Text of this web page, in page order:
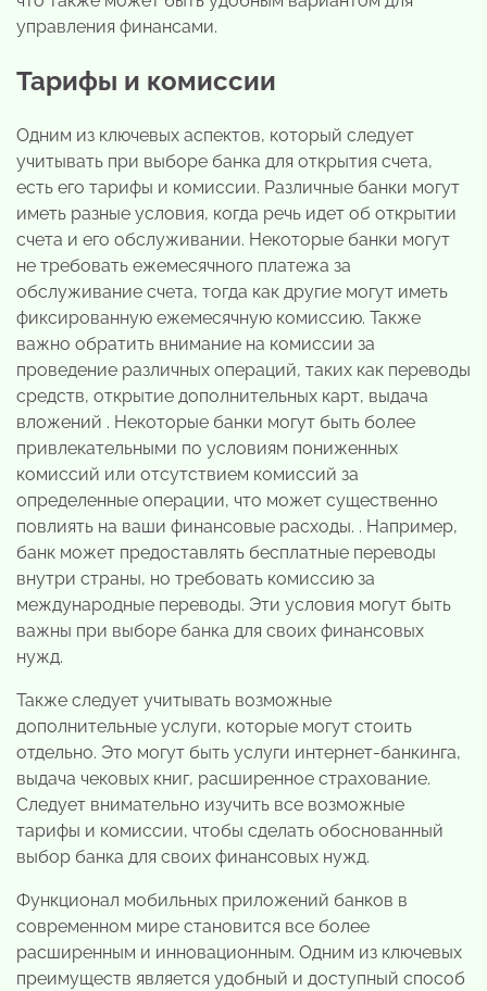
управления финансами.
Тарифы и комиссии
Одним из ключевых аспектов, который следует
учитывать при выборе банка для открытия счета,
есть его тарифы и комиссии. Различные банки могут
иметь разные условия, когда речь идет об открытии
счета и его обслуживании. Некоторые банки могут
не требовать ежемесячного платежа за
обслуживание счета, тогда как другие могут иметь
фиксированную ежемесячную комиссию. Также
важно обратить внимание на комиссии за
проведение различных операций, таких как переводы
средств, открытие дополнительных карт, выдача
вложений . Некоторые банки могут быть более
привлекательными по условиям пониженных
комиссий или отсутствием комиссий за
определенные операции, что может существенно
повлиять на ваши финансовые расходы. . Например,
банк может предоставлять бесплатные переводы
внутри страны, но требовать комиссию за
международные переводы. Эти условия могут быть
важны при выборе банка для своих финансовых
нужд.
Также следует учитывать возможные
дополнительные услуги, которые могут стоить
отдельно. Это могут быть услуги интернет-банкинга,
выдача чековых книг, расширенное страхование.
Следует внимательно изучить все возможные
тарифы и комиссии, чтобы сделать обоснованный
выбор банка для своих финансовых нужд.
Функционал мобильных приложений банков в
современном мире становится все более
расширенным и инновационным. Одним из ключевых
преимуществ является удобный и доступный способ